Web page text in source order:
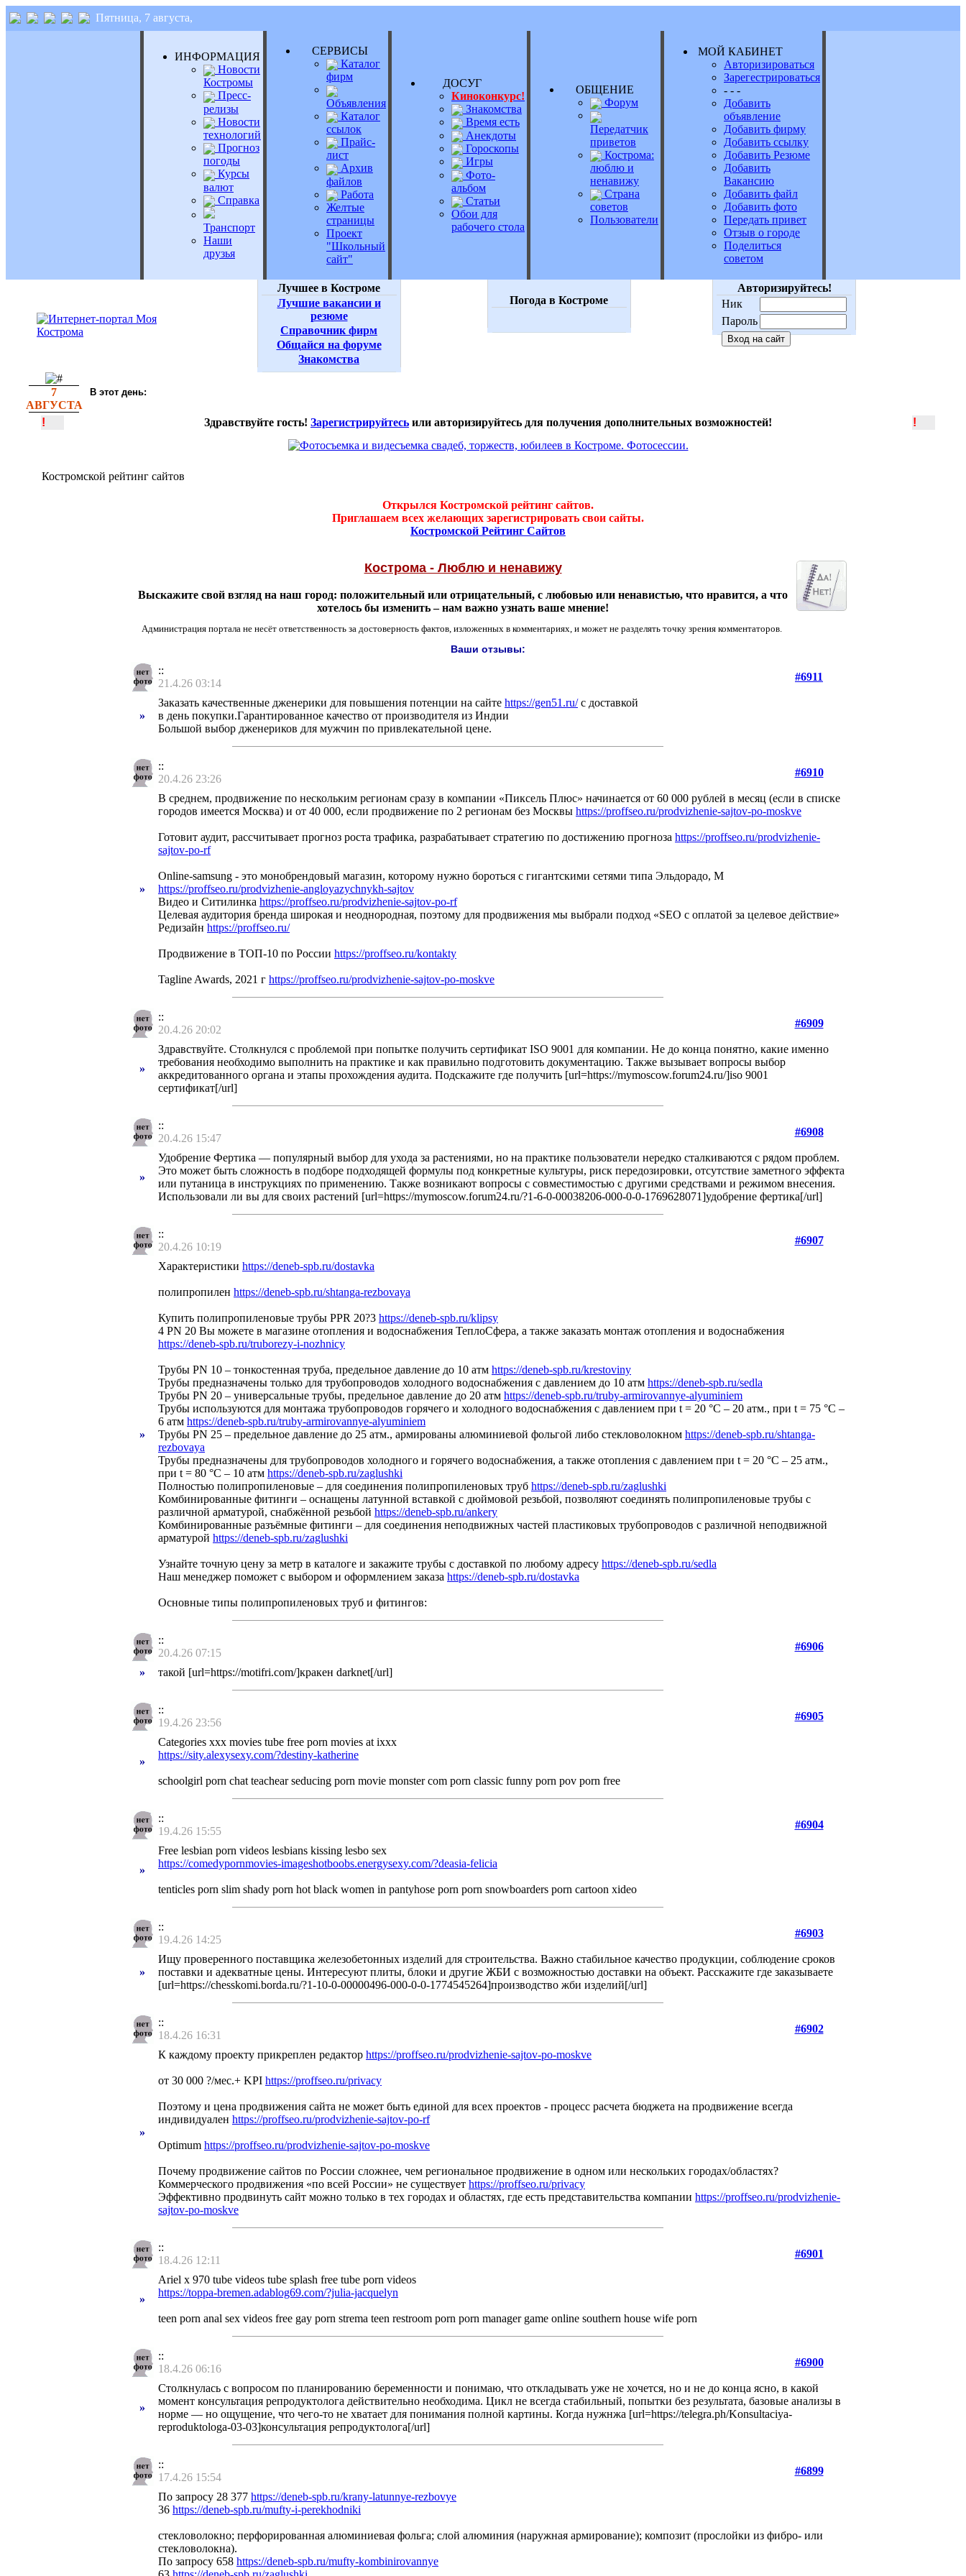
Пятница, 7 августа,
ИНФОРМАЦИЯ
Новости
Костромы
Пресс-
релизы
Новости
технологий
Прогноз
погоды
Курсы
валют
Справка
Транспорт
Наши
друзья
СЕРВИСЫ
Каталог
фирм
Объявления
Каталог
ссылок
Прайс-
лист
Архив
файлов
Работа
Желтые
страницы
Проект
"Школьный
сайт"
ДОСУГ
Киноконкурс!
Знакомства
Время есть
Анекдоты
Гороскопы
Игры
Фото-
альбом
Статьи
Обои для
рабочего стола
ОБЩЕНИЕ
Форум
Передатчик
приветов
Кострома:
люблю и
ненавижу
Страна
советов
Пользователи
МОЙ КАБИНЕТ
Авторизироваться
Зарегестрироваться
- - -
Добавить
объявление
Добавить фирму
Добавить ссылку
Добавить Резюме
Добавить
Вакансию
Добавить файл
Добавить фото
Передать привет
Отзыв о городе
Поделиться
советом
Лучшее в Костроме
Лучшие вакансии и
резюме
Справочник фирм
Общайся на форуме
Знакомства
Погода в Костроме
Авторизируйтесь!
Ник
Пароль
7
АВГУСТА
В этот день:
! Здравствуйте гость! Зарегистрируйтесь или авторизируйтесь для получения дополнительных возможностей! !
Костромской рейтинг сайтов
Открылся Костромской рейтинг сайтов.
Приглашаем всех желающих зарегистрировать свои сайты.
Костромской Рейтинг Сайтов
Кострома - Люблю и ненавижу
Выскажите свой взгляд на наш город: положительный или отрицательный, с любовью или ненавистью, что нравится, а что
хотелось бы изменить – нам важно узнать ваше мнение!
Администрация портала не несёт ответственность за достоверность фактов, изложенных в комментариях, и может не разделять точку зрения комментаторов.
Ваши отзывы:
::
21.4.26 03:14
#6911
»
Заказать качественные дженерики для повышения потенции на сайте https://gen51.ru/с доставкой
в день покупки.Гарантированное качество от производителя из Индии
Большой выбор дженериков для мужчин по привлекательной цене.
::
20.4.26 23:26
#6910
»
В среднем, продвижение по нескольким регионам сразу в компании «Пиксель Плюс» начинается от 60 000 рублей в месяц (если в списке
городов имеется Москва) и от 40 000, если продвижение по 2 регионам без Москвы https://proffseo.ru/prodvizhenie-sajtov-po-moskve
Готовит аудит, рассчитывает прогноз роста трафика, разрабатывает стратегию по достижению прогноза https://proffseo.ru/prodvizhenie-
sajtov-po-rf
Online-samsung - это монобрендовый магазин, которому нужно бороться с гигантскими сетями типа Эльдорадо, М
https://proffseo.ru/prodvizhenie-angloyazychnykh-sajtov
Видео и Ситилинка https://proffseo.ru/prodvizhenie-sajtov-po-rf
Целевая аудитория бренда широкая и неоднородная, поэтому для продвижения мы выбрали подход «SEO с оплатой за целевое действие»
Редизайн https://proffseo.ru/
Продвижение в ТОП-10 по России https://proffseo.ru/kontakty
Tagline Awards, 2021 г https://proffseo.ru/prodvizhenie-sajtov-po-moskve
::
20.4.26 20:02
#6909
»
Здравствуйте. Столкнулся с проблемой при попытке получить сертификат ISO 9001 для компании. Не до конца понятно, какие именно
требования необходимо выполнить на практике и как правильно подготовить документацию. Также вызывает вопросы выбор
аккредитованного органа и этапы прохождения аудита. Подскажите где получить [url=https://mymoscow.forum24.ru/]iso 9001
сертификат[/url]
::
20.4.26 15:47
#6908
»
Удобрение Фертика — популярный выбор для ухода за растениями, но на практике пользователи нередко сталкиваются с рядом проблем.
Это может быть сложность в подборе подходящей формулы под конкретные культуры, риск передозировки, отсутствие заметного эффекта
или путаница в инструкциях по применению. Также возникают вопросы с совместимостью с другими средствами и режимом внесения.
Использовали ли вы для своих растений [url=https://mymoscow.forum24.ru/?1-6-0-00038206-000-0-0-1769628071]удобрение фертика[/url]
::
20.4.26 10:19
#6907
»
Характеристики https://deneb-spb.ru/dostavka
полипропилен https://deneb-spb.ru/shtanga-rezbovaya
Купить полипропиленовые трубы PPR 20?3 https://deneb-spb.ru/klipsy
4 PN 20 Вы можете в магазине отопления и водоснабжения ТеплоСфера, а также заказать монтаж отопления и водоснабжения
https://deneb-spb.ru/truborezy-i-nozhnicy
Трубы PN 10 – тонкостенная труба, предельное давление до 10 атм https://deneb-spb.ru/krestoviny
Трубы предназначены только для трубопроводов холодного водоснабжения с давлением до 10 атм https://deneb-spb.ru/sedla
Трубы PN 20 – универсальные трубы, предельное давление до 20 атм https://deneb-spb.ru/truby-armirovannye-alyuminiem
Трубы используются для монтажа трубопроводов горячего и холодного водоснабжения с давлением при t = 20 °С – 20 атм., при t = 75 °С –
6 атм https://deneb-spb.ru/truby-armirovannye-alyuminiem
Трубы PN 25 – предельное давление до 25 атм., армированы алюминиевой фольгой либо стекловолокном https://deneb-spb.ru/shtanga-
rezbovaya
Трубы предназначены для трубопроводов холодного и горячего водоснабжения, а также отопления с давлением при t = 20 °С – 25 атм.,
при t = 80 °С – 10 атм https://deneb-spb.ru/zaglushki
Полностью полипропиленовые – для соединения полипропиленовых труб https://deneb-spb.ru/zaglushki
Комбинированные фитинги – оснащены латунной вставкой с дюймовой резьбой, позволяют соединять полипропиленовые трубы с
различной арматурой, снабжённой резьбой https://deneb-spb.ru/ankery
Комбинированные разъёмные фитинги – для соединения неподвижных частей пластиковых трубопроводов с различной неподвижной
арматурой https://deneb-spb.ru/zaglushki
Узнайте точную цену за метр в каталоге и закажите трубы с доставкой по любому адресу https://deneb-spb.ru/sedla
Наш менеджер поможет с выбором и оформлением заказа https://deneb-spb.ru/dostavka
Основные типы полипропиленовых труб и фитингов:
::
20.4.26 07:15
#6906
» такой [url=https://motifri.com/]кракен darknet[/url]
::
19.4.26 23:56
#6905
»
Categories xxx movies tube free porn movies at ixxx
https://sity.alexysexy.com/?destiny-katherine
schoolgirl porn chat teachear seducing porn movie monster com porn classic funny porn pov porn free
::
19.4.26 15:55
#6904
»
Free lesbian porn videos lesbians kissing lesbo sex
https://comedypornmovies-imageshotboobs.energysexy.com/?deasia-felicia
tenticles porn slim shady porn hot black women in pantyhose porn porn snowboarders porn cartoon xideo
::
19.4.26 14:25
#6903
»
Ищу проверенного поставщика железобетонных изделий для строительства. Важно стабильное качество продукции, соблюдение сроков
поставки и адекватные цены. Интересуют плиты, блоки и другие ЖБИ с возможностью доставки на объект. Расскажите где заказываете
[url=https://chesskomi.borda.ru/?1-10-0-00000496-000-0-0-1774545264]производство жби изделий[/url]
::
18.4.26 16:31
#6902
»
К каждому проекту прикреплен редактор https://proffseo.ru/prodvizhenie-sajtov-po-moskve
от 30 000 ?/мес.+ KPI https://proffseo.ru/privacy
Поэтому и цена продвижения сайта не может быть единой для всех проектов - процесс расчета бюджета на продвижение всегда
индивидуален https://proffseo.ru/prodvizhenie-sajtov-po-rf
Optimum https://proffseo.ru/prodvizhenie-sajtov-po-moskve
Почему продвижение сайтов по России сложнее, чем региональное продвижение в одном или нескольких городах/областях?
Коммерческого продвижения «по всей России» не существует https://proffseo.ru/privacy
Эффективно продвинуть сайт можно только в тех городах и областях, где есть представительства компании https://proffseo.ru/prodvizhenie-
sajtov-po-moskve
::
18.4.26 12:11
#6901
»
Ariel x 970 tube videos tube splash free tube porn videos
https://toppa-bremen.adablog69.com/?julia-jacquelyn
teen porn anal sex videos free gay porn strema teen restroom porn porn manager game online southern house wife porn
::
18.4.26 06:16
#6900
»
Столкнулась с вопросом по планированию беременности и понимаю, что откладывать уже не хочется, но и не до конца ясно, в какой
момент консультация репродуктолога действительно необходима. Цикл не всегда стабильный, попытки без результата, базовые анализы в
норме — но ощущение, что чего-то не хватает для понимания полной картины. Когда нужнжа [url=https://telegra.ph/Konsultaciya-
reproduktologa-03-03]консультация репродуктолога[/url]
::
17.4.26 15:54
#6899
По запросу 28 377 https://deneb-spb.ru/krany-latunnye-rezbovye
36 https://deneb-spb.ru/mufty-i-perekhodniki
стекловолокно; перфорированная алюминиевая фольга; слой алюминия (наружная армирование); композит (прослойки из фибро- или
стекловолокна).
По запросу 658 https://deneb-spb.ru/mufty-kombinirovannye